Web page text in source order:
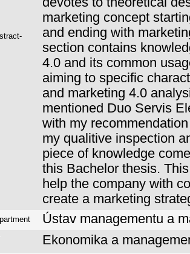
marketing concept
and ending with
section contains
4.0 and its common
aiming to specific
and marketing 4.0
mentioned Duo Servis
with my
my qualitive inspection
piece of knowledge
this Bachelor thesis.
help the company with
create a marketing
Ústav managementu a
Ekonomika a